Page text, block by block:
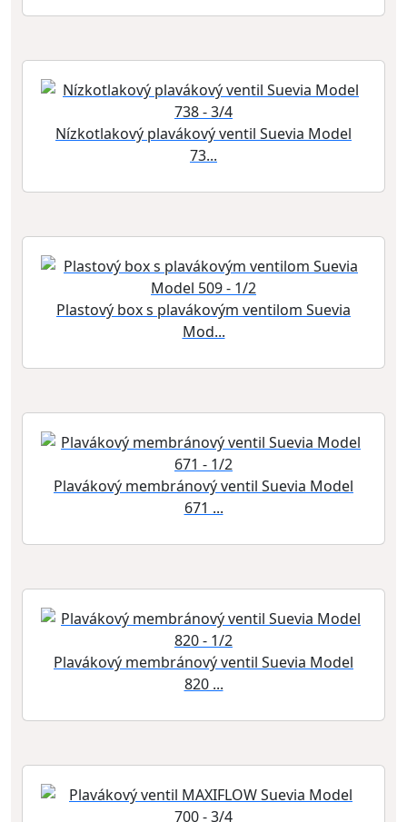
Nízkotlakový plavákový ventil Suevia Model
73...
Plastový box s plavákovým ventilom Suevia
Mod...
Plavákový membránový ventil Suevia Model
671 ...
Plavákový membránový ventil Suevia Model
820 ...